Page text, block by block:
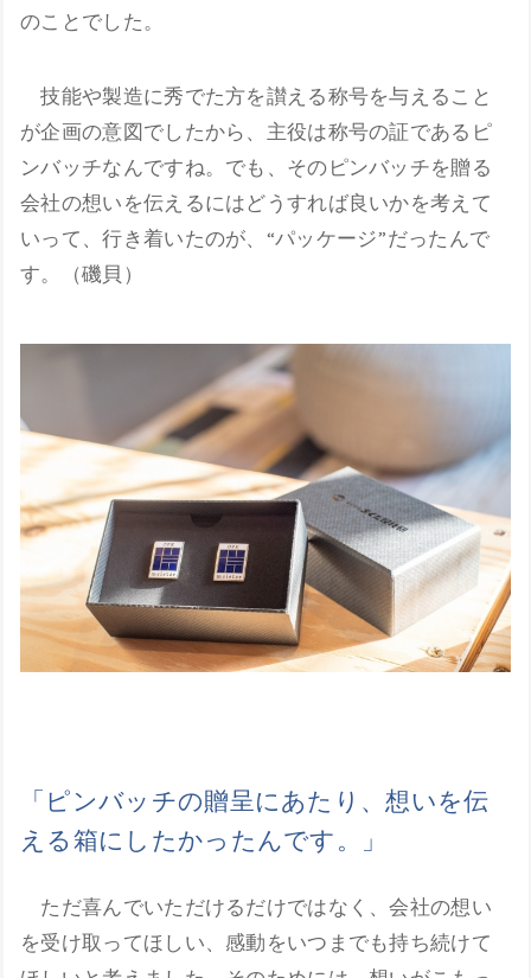
のことでした。
技能や製造に秀でた方を讃える称号を与えること
が企画の意図でしたから、主役は称号の証であるピ
ンバッチなんですね。でも、そのピンバッチを贈る
会社の想いを伝えるにはどうすれば良いかを考えて
いって、行き着いたのが、“パッケージ”だったんで
す。（磯貝）
「ピンバッチの贈呈にあたり、想いを伝
える箱にしたかったんです。」
ただ喜んでいただけるだけではなく、会社の想い
を受け取ってほしい、感動をいつまでも持ち続けて